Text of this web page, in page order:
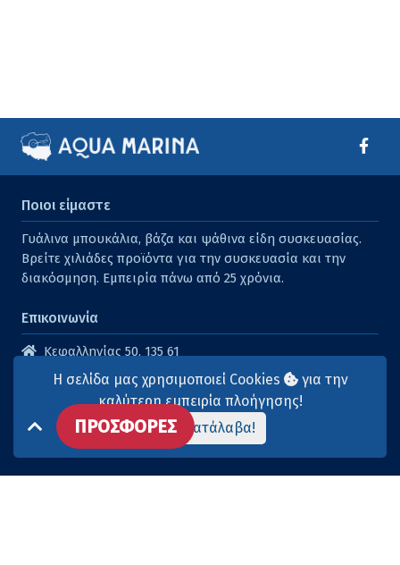
Ποιοι είμαστε
Γυάλινα μπουκάλια, βάζα και ψάθινα είδη συσκευασίας.
Βρείτε χιλιάδες προϊόντα για την συσκευασία και την
διακόσμηση. Εμπειρία πάνω από 25 χρόνια.
Επικοινωνία
Κεφαλληνίας 50, 135 61
Άγιοι Ανάργυροι
210 2614316
210 2615904
info@aqua-marina.gr
ΠΡΟΣΦΟΡΕΣ
Η σελίδα μας χρησιμοποιεί Cookies
για την
καλύτερη εμπειρία πλοήγησης!
Το κατάλαβα!